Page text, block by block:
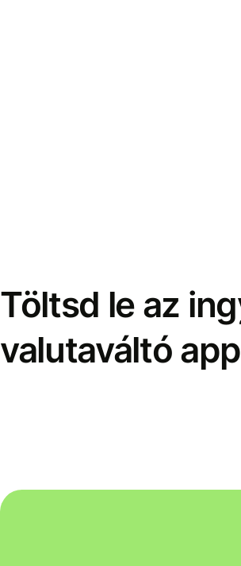
Töltsd le az
valutaváltó